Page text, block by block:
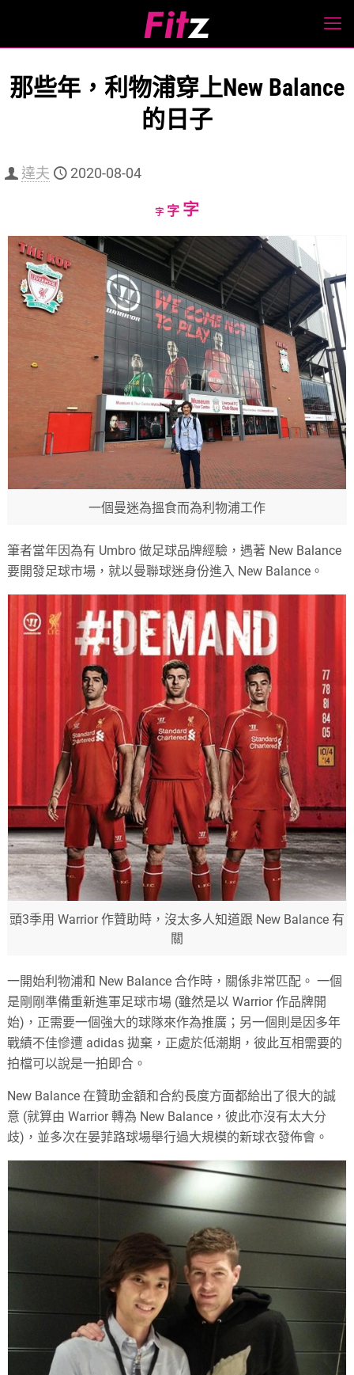
那些年，利物浦穿上New Balance
的日子
達夫 2020-08-04
字Decrease
size.
字Reset
size.
字Increase
size.
一個曼迷為搵食而為利物浦工作
筆者當年因為有 Umbro 做足球品牌經驗，遇著 New Balance
要開發足球市場，就以曼聯球迷身份進入 New Balance。
頭3季用 Warrior 作贊助時，沒太多人知道跟 New Balance 有
關
一開始利物浦和 New Balance 合作時，關係非常匹配。 一個
是剛剛準備重新進軍足球市場 (雖然是以 Warrior 作品牌開
始)，正需要一個強大的球隊來作為推廣；另一個則是因多年
戰績不佳慘遭 adidas 拋棄，正處於低潮期，彼此互相需要的
拍檔可以說是一拍即合。
New Balance 在贊助金額和合約長度方面都給出了很大的誠
意 (就算由 Warrior 轉為 New Balance，彼此亦沒有太大分
歧)，並多次在晏菲路球場舉行過大規模的新球衣發佈會。